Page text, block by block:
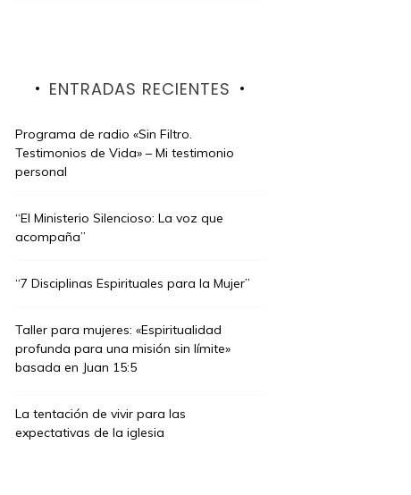
ENTRADAS RECIENTES
Programa de radio «Sin Filtro.
Testimonios de Vida» – Mi testimonio
personal
“El Ministerio Silencioso: La voz que
acompaña”
“7 Disciplinas Espirituales para la Mujer”
Taller para mujeres: «Espiritualidad
profunda para una misión sin límite»
basada en Juan 15:5
La tentación de vivir para las
expectativas de la iglesia